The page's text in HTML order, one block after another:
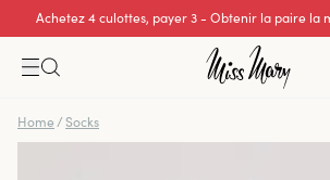
Achetez 4 culottes, payer 3 - Obtenir la paire la
Home / Socks